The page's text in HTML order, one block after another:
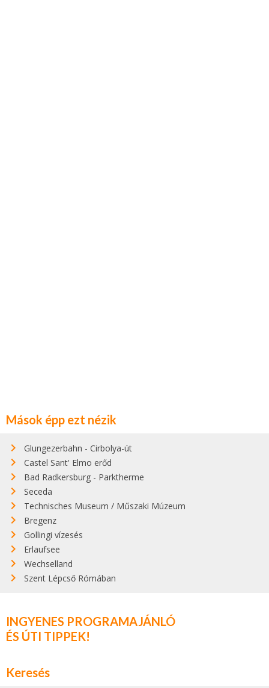
Mások épp ezt nézik
Glungezerbahn - Cirbolya-út
Castel Sant' Elmo erőd
Bad Radkersburg - Parktherme
Seceda
Technisches Museum / Műszaki Múzeum
Bregenz
Gollingi vízesés
Erlaufsee
Wechselland
Szent Lépcső Rómában
INGYENES PROGRAMAJÁNLÓ
ÉS ÚTI TIPPEK!
Keresés